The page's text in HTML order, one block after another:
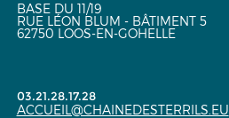
BASE DU 11/19
RUE LÉON BLUM - BÂTIMENT 5
62750 LOOS-EN-GOHELLE
03.21.28.17.28
ACCUEIL@CHAINEDESTERRILS.EU